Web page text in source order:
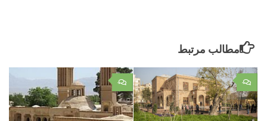
مطالب مرتبط
۰ ۰